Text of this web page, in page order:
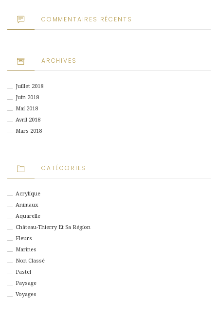
COMMENTAIRES RÉCENTS
ARCHIVES
Juillet 2018
Juin 2018
Mai 2018
Avril 2018
Mars 2018
CATÉGORIES
Acrylique
Animaux
Aquarelle
Château-Thierry Et Sa Région
Fleurs
Marines
Non Classé
Pastel
Paysage
Voyages